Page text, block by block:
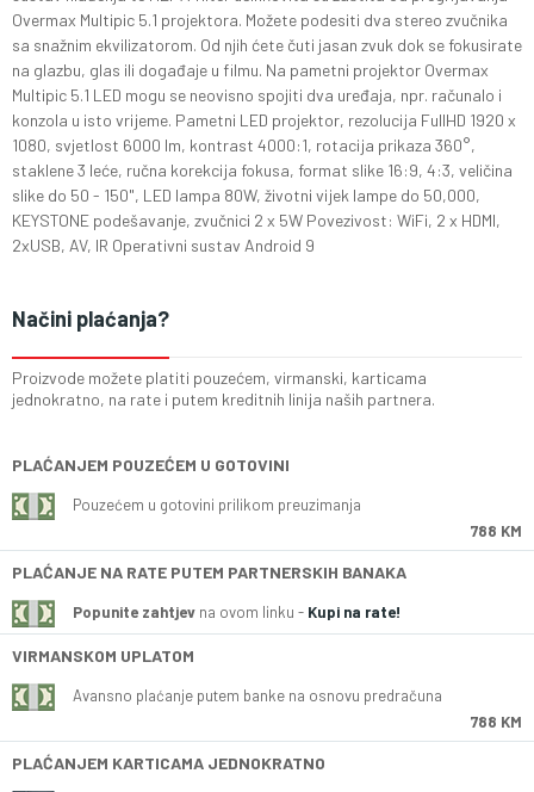
Overmax Multipic 5.1 projektora. Možete podesiti dva stereo zvučnika
sa snažnim ekvilizatorom. Od njih ćete čuti jasan zvuk dok se fokusirate
na glazbu, glas ili događaje u filmu. Na pametni projektor Overmax
Multipic 5.1 LED mogu se neovisno spojiti dva uređaja, npr. računalo i
konzola u isto vrijeme. Pametni LED projektor, rezolucija FullHD 1920 x
1080, svjetlost 6000 lm, kontrast 4000:1, rotacija prikaza 360°,
staklene 3 leće, ručna korekcija fokusa, format slike 16:9, 4:3, veličina
slike do 50 - 150", LED lampa 80W, životni vijek lampe do 50,000,
KEYSTONE podešavanje, zvučnici 2 x 5W Povezivost: WiFi, 2 x HDMI,
2xUSB, AV, IR Operativni sustav Android 9
Načini plaćanja?
Proizvode možete platiti pouzećem, virmanski, karticama
jednokratno, na rate i putem kreditnih linija naših partnera.
PLAĆANJEM POUZEĆEM U GOTOVINI
Pouzećem u gotovini prilikom preuzimanja
788 KM
PLAĆANJE NA RATE PUTEM PARTNERSKIH BANAKA
Popunite zahtjev na ovom linku - Kupi na rate!
VIRMANSKOM UPLATOM
Avansno plaćanje putem banke na osnovu predračuna
788 KM
PLAĆANJEM KARTICAMA JEDNOKRATNO